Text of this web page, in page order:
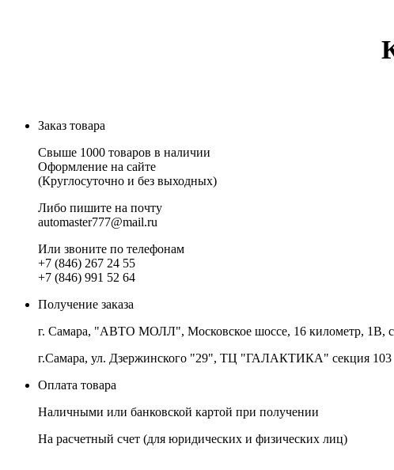
Заказ товара
Свыше 1000 товаров в наличии
Оформление на сайте
(Круглосуточно и без выходных)
Либо пишите на почту
automaster777@mail.ru
Или звоните по телефонам
+7 (846) 267 24 55
+7 (846) 991 52 64
Получение заказа
г. Самара, "АВТО МОЛЛ", Московское шоссе, 16 километр, 1В,
г.Самара, ул. Дзержинского "29", ТЦ "ГАЛАКТИКА" секция 103
Оплата товара
Наличными или банковской картой при получении
На расчетный счет (для юридических и физических лиц)